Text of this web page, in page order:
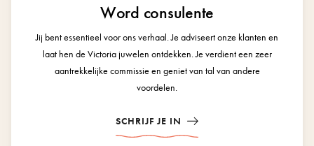
Word consulente
Jij bent essentieel voor ons verhaal. Je adviseert onze klanten en
laat hen de Victoria juwelen ontdekken. Je verdient een zeer
aantrekkelijke commissie en geniet van tal van andere
voordelen.
SCHRIJF JE IN